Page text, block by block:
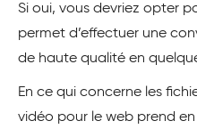
Si oui, vous devriez opter
permet d’effectuer une
de haute qualité en
En ce qui concerne les
vidéo pour le web prend